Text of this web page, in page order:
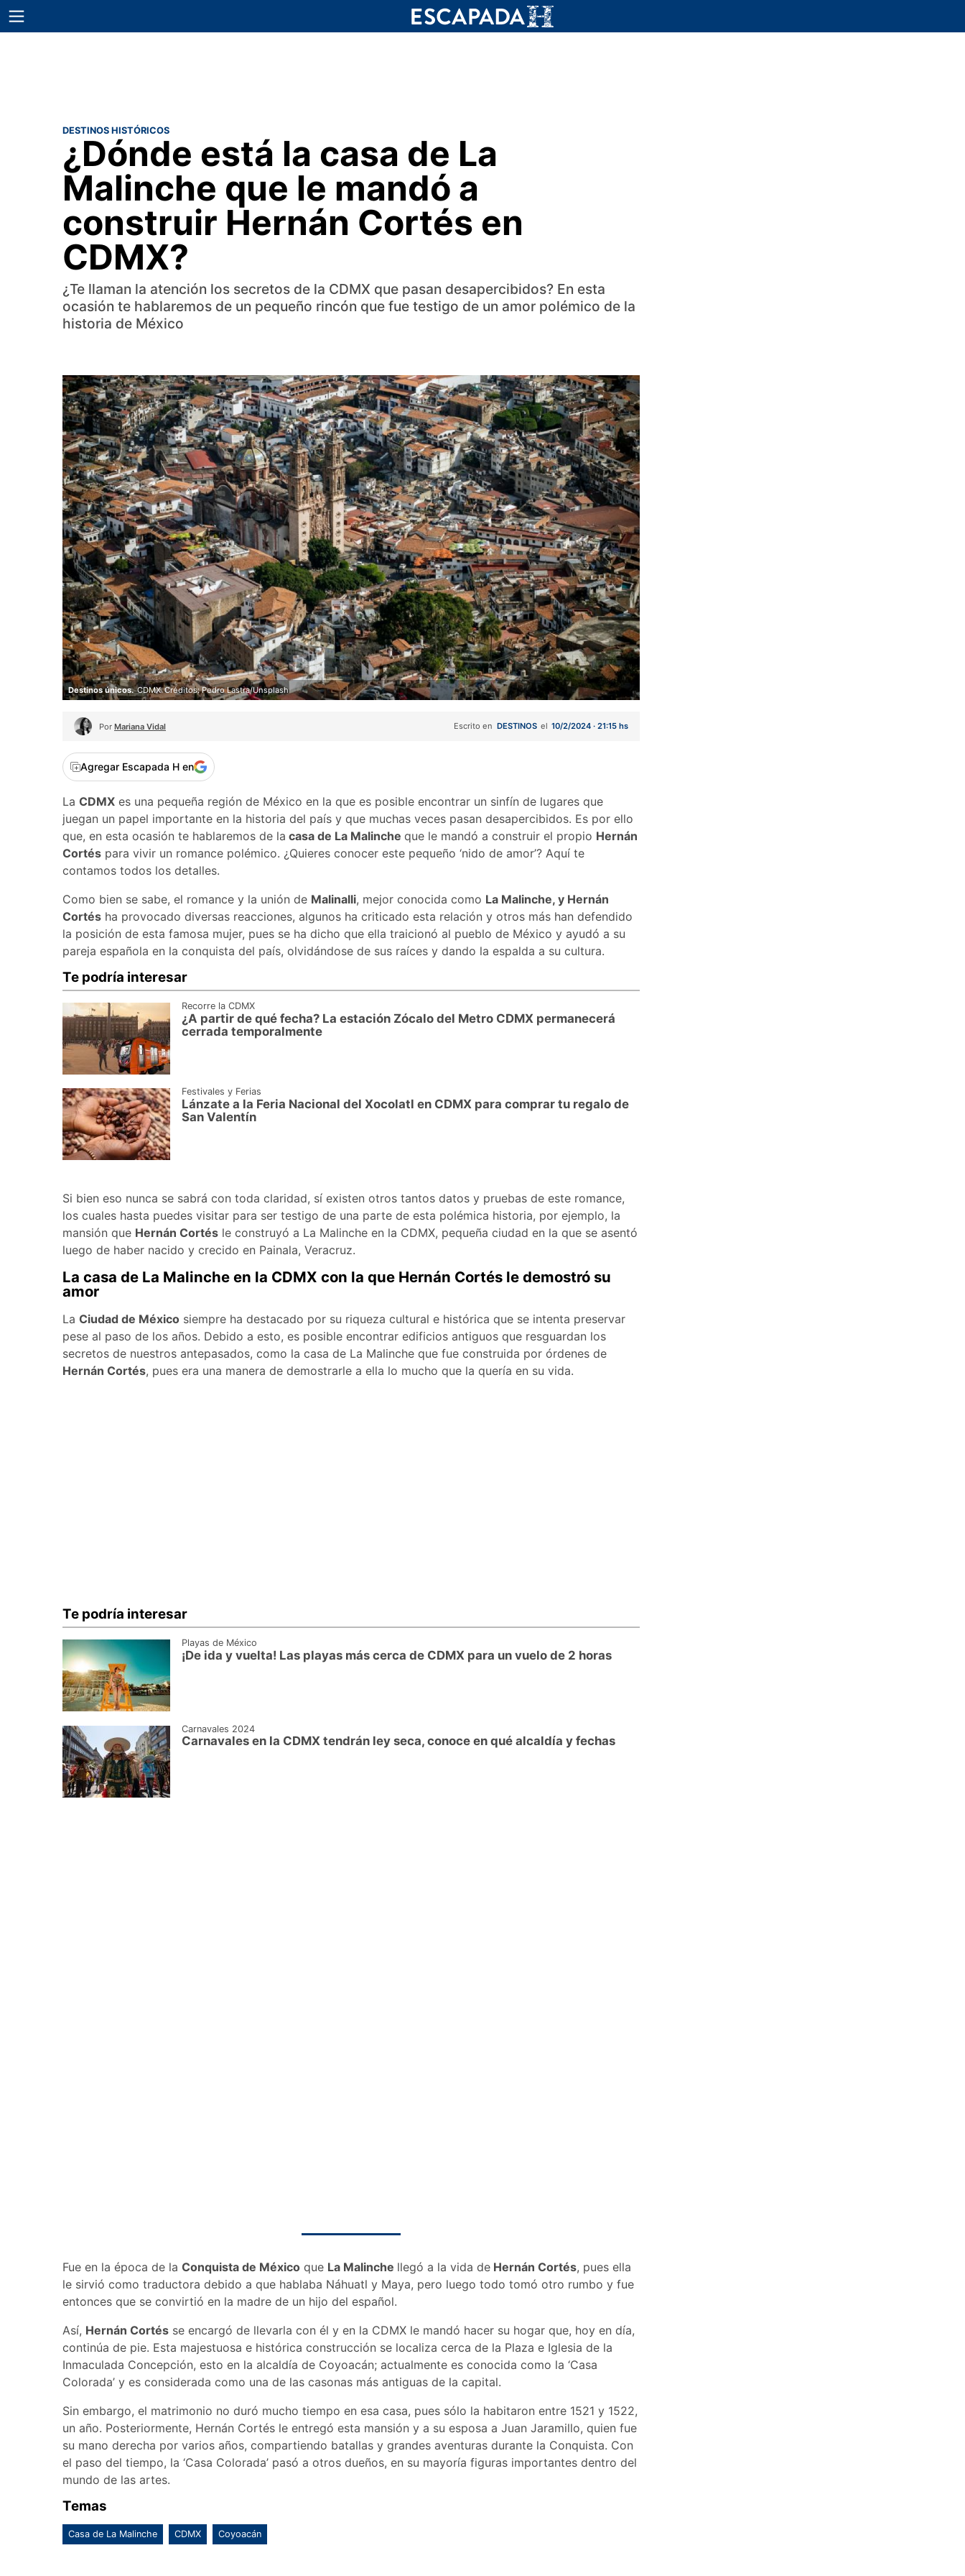
DESTINOS HISTÓRICOS
¿Dónde está la casa de La
Malinche que le mandó a
construir Hernán Cortés en
CDMX?
¿Te llaman la atención los secretos de la CDMX que pasan desapercibidos? En esta
ocasión te hablaremos de un pequeño rincón que fue testigo de un amor polémico de la
historia de México
Destinos únicos. CDMX Créditos: Pedro Lastra/Unsplash
Por Mariana Vidal Escrito en DESTINOS el 10/2/2024 · 21:15 hs
Agregar Escapada H en
La CDMX es una pequeña región de México en la que es posible encontrar un sinfín de lugares que
juegan un papel importante en la historia del país y que muchas veces pasan desapercibidos. Es por ello
que, en esta ocasión te hablaremos de la casa de La Malinche que le mandó a construir el propio Hernán
Cortés para vivir un romance polémico. ¿Quieres conocer este pequeño ‘nido de amor’? Aquí te
contamos todos los detalles.
Como bien se sabe, el romance y la unión de Malinalli, mejor conocida como La Malinche, y Hernán
Cortés ha provocado diversas reacciones, algunos ha criticado esta relación y otros más han defendido
la posición de esta famosa mujer, pues se ha dicho que ella traicionó al pueblo de México y ayudó a su
pareja española en la conquista del país, olvidándose de sus raíces y dando la espalda a su cultura.
Te podría interesar
Recorre la CDMX
¿A partir de qué fecha? La estación Zócalo del Metro CDMX permanecerá
cerrada temporalmente
Festivales y Ferias
Lánzate a la Feria Nacional del Xocolatl en CDMX para comprar tu regalo de
San Valentín
Si bien eso nunca se sabrá con toda claridad, sí existen otros tantos datos y pruebas de este romance,
los cuales hasta puedes visitar para ser testigo de una parte de esta polémica historia, por ejemplo, la
mansión que Hernán Cortés le construyó a La Malinche en la CDMX, pequeña ciudad en la que se asentó
luego de haber nacido y crecido en Painala, Veracruz.
La casa de La Malinche en la CDMX con la que Hernán Cortés le demostró su
amor
La Ciudad de México siempre ha destacado por su riqueza cultural e histórica que se intenta preservar
pese al paso de los años. Debido a esto, es posible encontrar edificios antiguos que resguardan los
secretos de nuestros antepasados, como la casa de La Malinche que fue construida por órdenes de
Hernán Cortés, pues era una manera de demostrarle a ella lo mucho que la quería en su vida.
Te podría interesar
Playas de México
¡De ida y vuelta! Las playas más cerca de CDMX para un vuelo de 2 horas
Carnavales 2024
Carnavales en la CDMX tendrán ley seca, conoce en qué alcaldía y fechas
Fue en la época de la Conquista de México que La Malinche llegó a la vida de Hernán Cortés, pues ella
le sirvió como traductora debido a que hablaba Náhuatl y Maya, pero luego todo tomó otro rumbo y fue
entonces que se convirtió en la madre de un hijo del español.
Así, Hernán Cortés se encargó de llevarla con él y en la CDMX le mandó hacer su hogar que, hoy en día,
continúa de pie. Esta majestuosa e histórica construcción se localiza cerca de la Plaza e Iglesia de la
Inmaculada Concepción, esto en la alcaldía de Coyoacán; actualmente es conocida como la ‘Casa
Colorada’ y es considerada como una de las casonas más antiguas de la capital.
Sin embargo, el matrimonio no duró mucho tiempo en esa casa, pues sólo la habitaron entre 1521 y 1522,
un año. Posteriormente, Hernán Cortés le entregó esta mansión y a su esposa a Juan Jaramillo, quien fue
su mano derecha por varios años, compartiendo batallas y grandes aventuras durante la Conquista. Con
el paso del tiempo, la ‘Casa Colorada’ pasó a otros dueños, en su mayoría figuras importantes dentro del
mundo de las artes.
Temas
Casa de La Malinche CDMX Coyoacán